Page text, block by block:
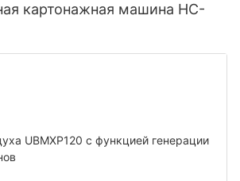
картонажная машина HC-